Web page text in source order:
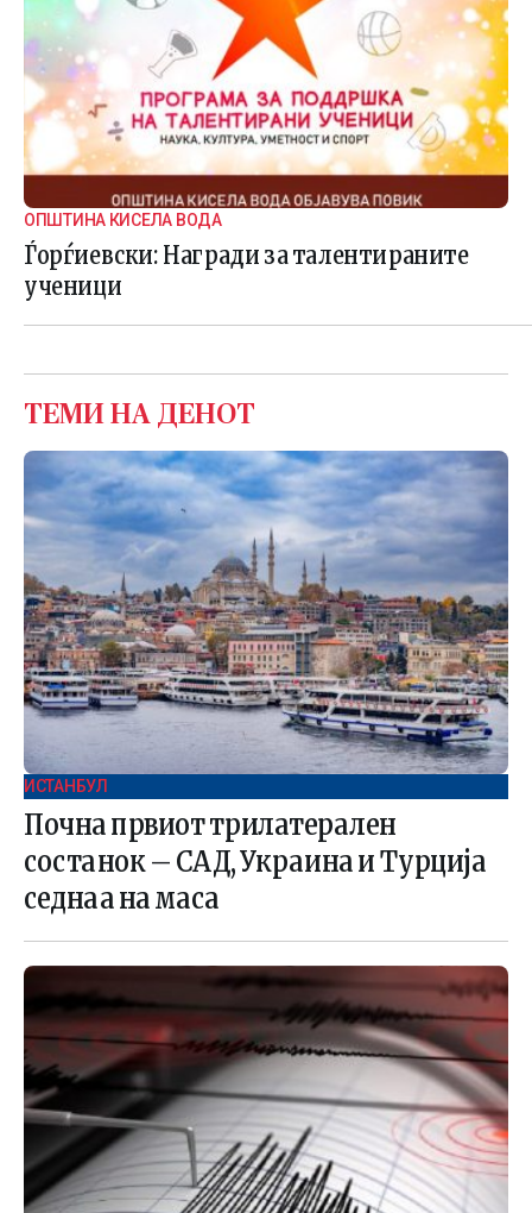
ОПШТИНА КИСЕЛА ВОДА
Ѓорѓиевски: Награди за талентираните
ученици
ТЕМИ НА ДЕНОТ
ИСТАНБУЛ
Почна првиот трилатерален
состанок – САД, Украина и Турција
седнаа на маса